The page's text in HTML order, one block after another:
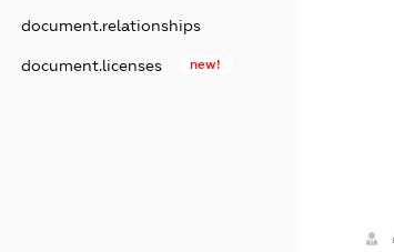
document.relationships
document.licenses new!